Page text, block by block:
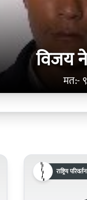
विजय
मत:-
राष्ट्रिय